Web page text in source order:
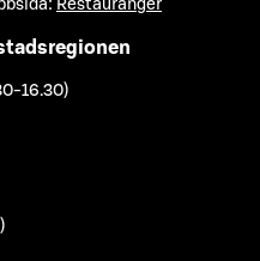
Restauranger
16.30)